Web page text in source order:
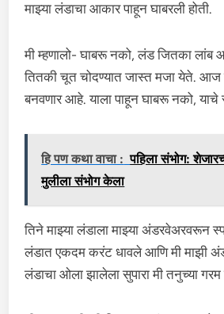
माझ्या लंडाचा आकार पाहून घाबरली होती.
मी म्हणालो- घाबरू नको, लंड जितका लांब
तितकी चूत चोदण्यात जास्त मजा येते. आज
बनवणार आहे. याला पाहून घाबरू नको, याचे
हि पण कथा वाचा : पहिला संभोग:
मुलीला संभोग केला
तिने माझ्या लंडाला माझ्या अंडरवेअरवरून
लंडात एकदम करंट धावले आणि मी माझी
लंडाचा ओला झालेला सुपारा मी तनुच्या गरम